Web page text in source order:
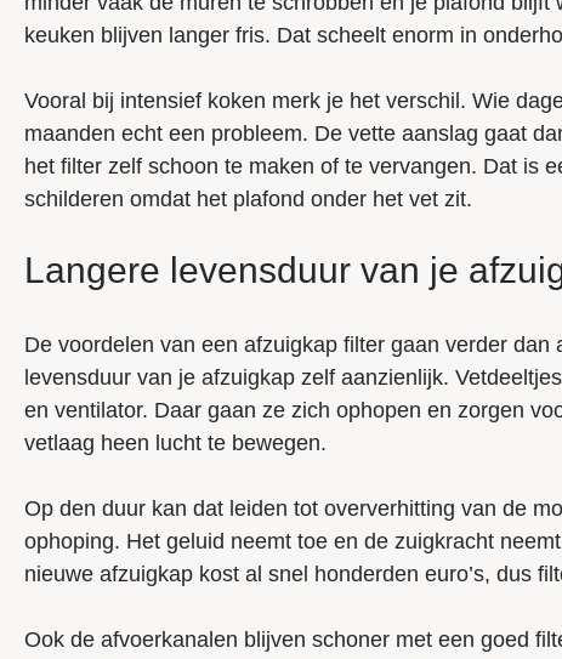
keuken blijven langer fris. Dat scheelt enorm in
Vooral bij intensief koken merk je het verschil. Wie
maanden echt een probleem. De vette aanslag gaat
het filter zelf schoon te maken of te vervangen. Dat is
schilderen omdat het plafond onder het vet zit.
Langere levensduur van je
De voordelen van een afzuigkap filter gaan verder
levensduur van je afzuigkap zelf aanzienlijk.
en ventilator. Daar gaan ze zich ophopen en zorgen
vetlaag heen lucht te bewegen.
Op den duur kan dat leiden tot oververhitting van de
ophoping. Het geluid neemt toe en de zuigkracht
nieuwe afzuigkap kost al snel honderden euro’s, dus
Ook de afvoerkanalen blijven schoner met een goed